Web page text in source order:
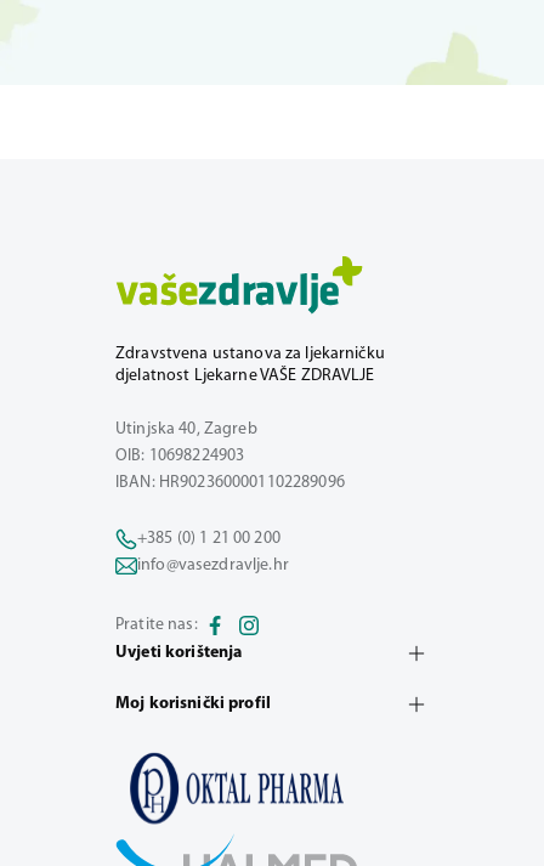
Zdravstvena ustanova za ljekarničku
djelatnost Ljekarne VAŠE ZDRAVLJE
Utinjska 40, Zagreb
OIB: 10698224903
IBAN: HR9023600001102289096
+385 (0) 1 21 00 200
info@vasezdravlje.hr
Pratite nas:
Uvjeti korištenja
Moj korisnički profil